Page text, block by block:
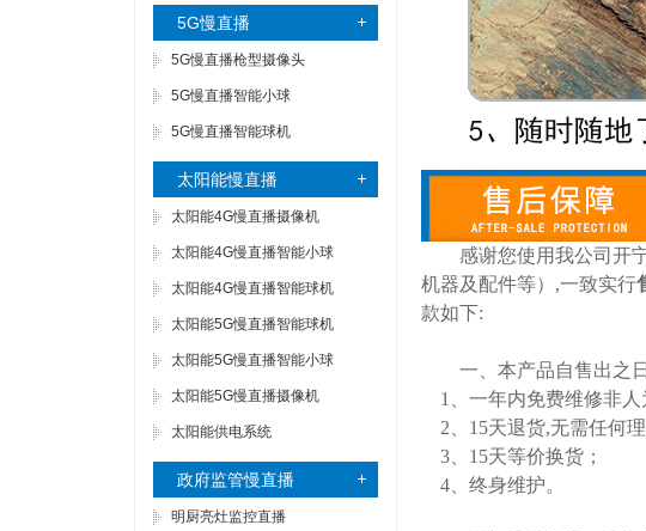
5G慢直播
5G慢直播枪型摄像头
5G慢直播智能小球
5G慢直播智能球机
太阳能慢直播
太阳能4G慢直播摄像机
太阳能4G慢直播智能小球
太阳能4G慢直播智能球机
太阳能5G慢直播智能球机
太阳能5G慢直播智能小球
太阳能5G慢直播摄像机
太阳能供电系统
政府监管慢直播
明厨亮灶监控直播
感谢您使用我公司开
机器及配件等）,一致实行
款如下:
一、本产品自售出之
1、 一年内免费维修非人
2、 15天退货,无需任何理
3、 15天等价换货；
4、 终身维护。